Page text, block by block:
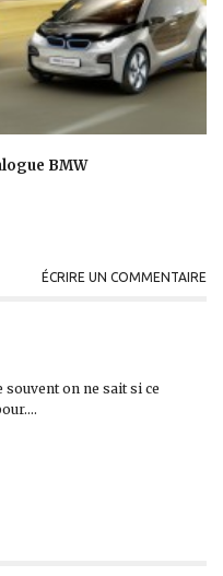
BMW
ÉCRIRE UN COMMENTAIRE
on ne sait si ce